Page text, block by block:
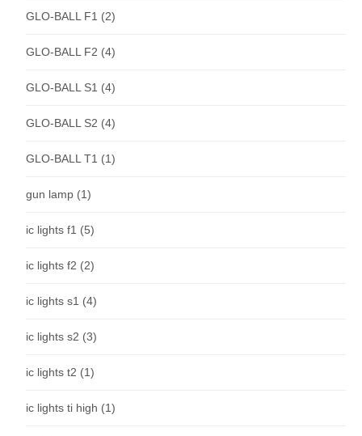
GLO-BALL F1 (2)
GLO-BALL F2 (4)
GLO-BALL S1 (4)
GLO-BALL S2 (4)
GLO-BALL T1 (1)
gun lamp (1)
ic lights f1 (5)
ic lights f2 (2)
ic lights s1 (4)
ic lights s2 (3)
ic lights t2 (1)
ic lights ti high (1)